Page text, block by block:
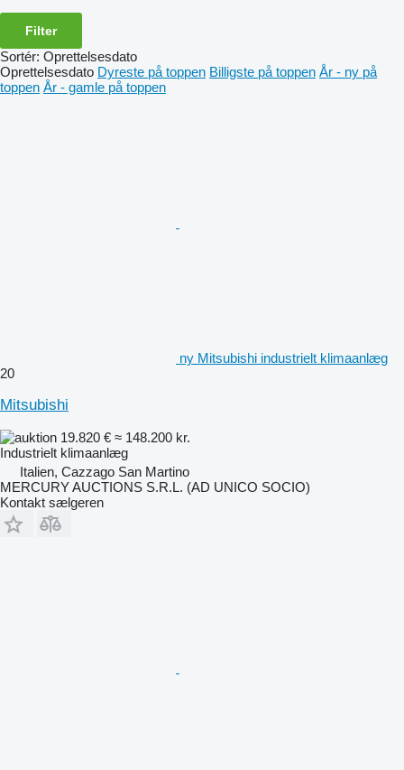
Filter
Sortér: Oprettelsesdato
Oprettelsesdato Dyreste på toppen Billigste på toppen År - ny på
toppen År - gamle på toppen
ny Mitsubishi industrielt klimaanlæg
20
Mitsubishi
19.820 € ≈ 148.200 kr.
Industrielt klimaanlæg
Italien, Cazzago San Martino
MERCURY AUCTIONS S.R.L. (AD UNICO SOCIO)
Kontakt sælgeren